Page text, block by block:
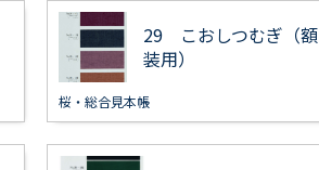
29 こおしつむぎ（額
装用）
桜・総合見本帳